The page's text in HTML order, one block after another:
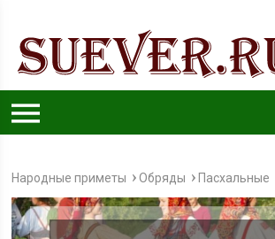
Народные приметы Обряды Пасхальные